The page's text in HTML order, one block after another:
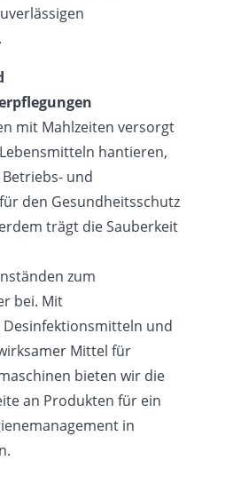
mit Mahlzeiten versorgt
hantieren,
und
den Gesundheitsschutz
trägt die Sauberkeit
zum
bei. Mit
Desinfektionsmitteln und
Mittel für
bieten wir die
an Produkten für ein
in